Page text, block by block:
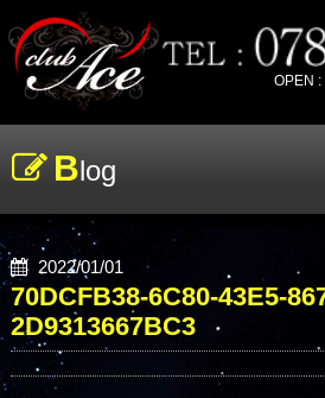
OPEN
Blog
2022/01/01
70DCFB38-6C80-43E5-
2D9313667BC3